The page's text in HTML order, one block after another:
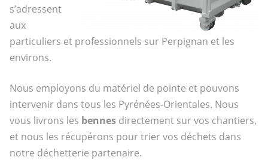
s’adressent
aux
particuliers et professionnels sur Perpignan et les
environs.
Nous employons du matériel de pointe et pouvons
intervenir dans tous les Pyrénées-Orientales. Nous
vous livrons les bennesdirectement sur vos chantiers,
et nous les récupérons pour trier vos déchets dans
notre déchetterie partenaire.